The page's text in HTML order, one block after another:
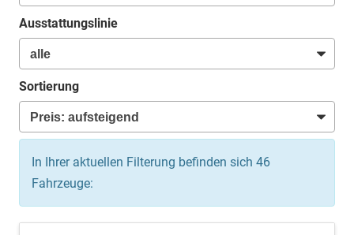
Ausstattungslinie
Sortierung
In Ihrer aktuellen Filterung befinden sich 46
Fahrzeuge: